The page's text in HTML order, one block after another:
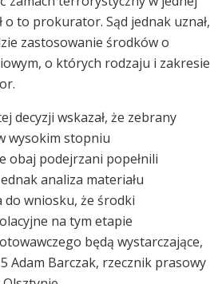
o to prokurator. Sąd jednak uznał,
zastosowanie środków o
o których rodzaju i zakresie
decyzji wskazał, że zebrany
wysokim stopniu
obaj podejrzani popełnili
analiza materiału
do wniosku, że środki
na tym etapie
będą wystarczające,
Adam Barczak, rzecznik prasowy